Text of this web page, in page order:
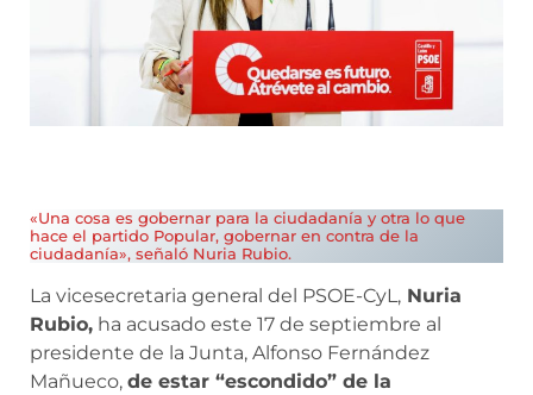
«Una cosa es gobernar para la ciudadanía y otra lo que
hace el partido Popular, gobernar en contra de la
ciudadanía», señaló Nuria Rubio.
La vicesecretaria general del PSOE-CyL, Nuria
Rubio, ha acusado este 17 de septiembre al
presidente de la Junta, Alfonso Fernández
Mañueco, de estar “escondido” de la